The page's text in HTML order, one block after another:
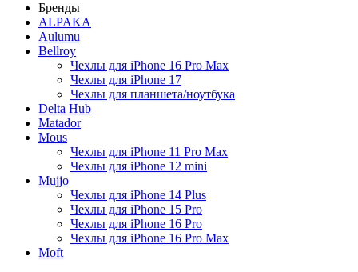
Бренды
ALPAKA
Aulumu
Bellroy
Чехлы для iPhone 16 Pro Max
Чехлы для iPhone 17
Чехлы для планшета/ноутбука
Delta Hub
Matador
Mous
Чехлы для iPhone 11 Pro Max
Чехлы для iPhone 12 mini
Mujjo
Чехлы для iPhone 14 Plus
Чехлы для iPhone 15 Pro
Чехлы для iPhone 16 Pro
Чехлы для iPhone 16 Pro Max
Moft